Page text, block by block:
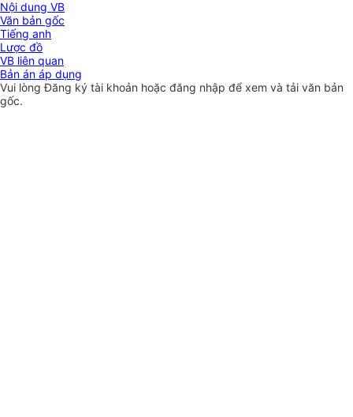
Nội dung VB
Văn bản gốc
Tiếng anh
Lược đồ
VB liên quan
Bản án áp dụng
Vui lòngĐăng ký tài khoản hoặc đăng nhập để xem và tải văn bản
gốc.